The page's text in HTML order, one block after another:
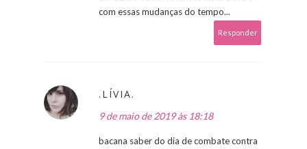
com essas mudanças do tempo...
Responder
.LÍVIA.
9 de maio de 2019 às 18:18
bacana saber do dia de combate contra